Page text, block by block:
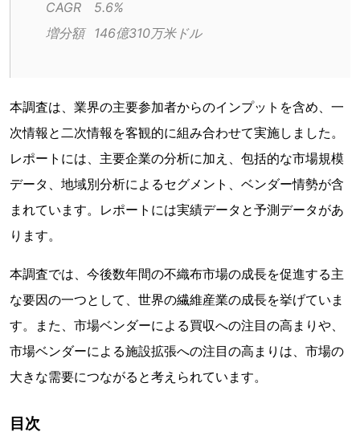
CAGR	5.6%
増分額	146億310万米ドル
本調査は、業界の主要参加者からのインプットを含め、一
次情報と二次情報を客観的に組み合わせて実施しました。
レポートには、主要企業の分析に加え、包括的な市場規模
データ、地域別分析によるセグメント、ベンダー情勢が含
まれています。レポートには実績データと予測データがあ
ります。
本調査では、今後数年間の不織布市場の成長を促進する主
な要因の一つとして、世界の繊維産業の成長を挙げていま
す。また、市場ベンダーによる買収への注目の高まりや、
市場ベンダーによる施設拡張への注目の高まりは、市場の
大きな需要につながると考えられています。
目次